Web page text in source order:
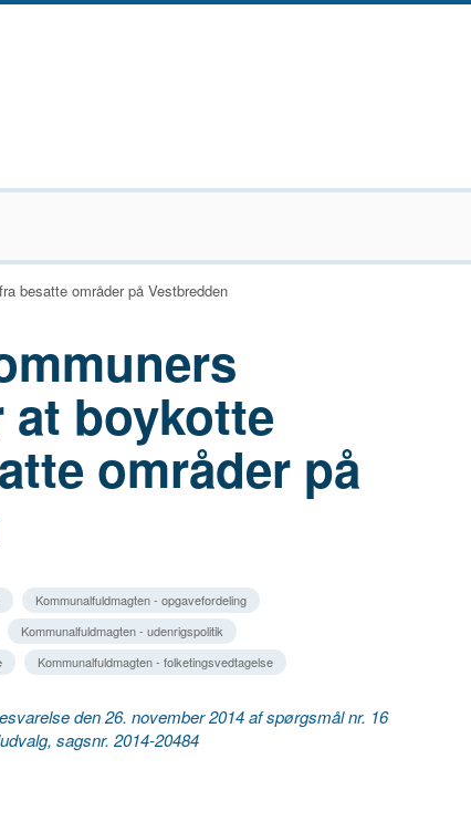
besatte områder på Vestbredden
boykotte
områder på
Kommunalfuldmagten - opgavefordeling
Kommunalfuldmagten - udenrigspolitik
Kommunalfuldmagten - folketingsvedtagelse
den 26. november 2014 af spørgsmål nr. 16
sagsnr. 2014-20484